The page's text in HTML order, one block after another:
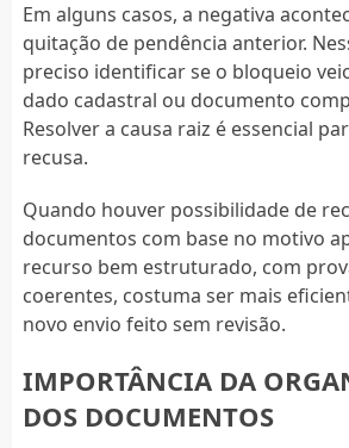
Em alguns casos, a negativa
quitação de pendência anterior.
preciso identificar se o bloqueio
dado cadastral ou documento
Resolver a causa raiz é essencial
recusa.
Quando houver possibilidade de
documentos com base no motivo
recurso bem estruturado, com
coerentes, costuma ser mais
novo envio feito sem revisão.
IMPORTÂNCIA DA
DOS DOCUMENTOS